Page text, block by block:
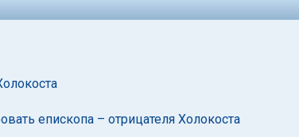
епископа – отрицателя Холокоста